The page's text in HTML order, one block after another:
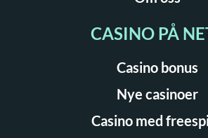
CASINO PÅ
Casino bonus
Nye casinoer
Casino med